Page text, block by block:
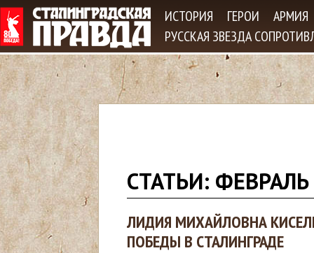
ИСТОРИЯ ГЕРОИ
АРМИЯ
РУССКАЯ ЗВЕЗДА
ы
з
СТАТЬИ:
ЛИДИЯ МИХАЙЛОВНА
ПОБЕДЫ В СТАЛИНГРАДЕ